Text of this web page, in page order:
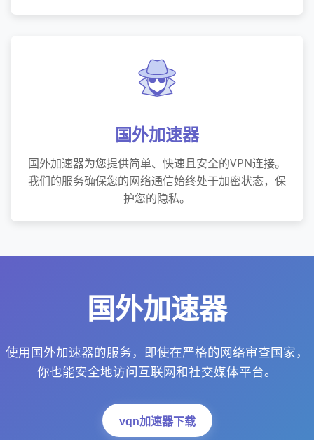
国外加速器
国外加速器为您提供简单、快速且安全的VPN连接。
我们的服务确保您的网络通信始终处于加密状态，保
护您的隐私。
国外加速器
使用国外加速器的服务，即使在严格的网络审查国家，
你也能安全地访问互联网和社交媒体平台。
vqn加速器下载